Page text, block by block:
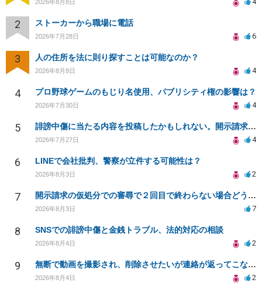
2026年8月8日
2 ストーカーから職場に電話
2026年7月28日 6
3 人の住所を法に則り探すことは可能なのか？
2026年8月8日 4
4 プロ野球ゲームのもじり名使用、パブリシティ権の影響は？
2026年7月30日 4
5 誹謗中傷に当たる内容を投稿したかもしれない。開示請求や民事刑事裁判に発展しうるのか教えて欲しい。
2026年7月27日 4
6 LINEで会社批判、警察が立件する可能性は？
2026年8月3日 2
7 開示請求の仮処分での審尋で２回目で終わらない場合どうしたらいいですか
2026年8月3日 7
8 SNSでの誹謗中傷と金銭トラブル、法的対応の相談
2026年8月4日 2
9 無断で動画を撮影され、削除させたいが連絡が返ってこない。
2026年8月4日 2